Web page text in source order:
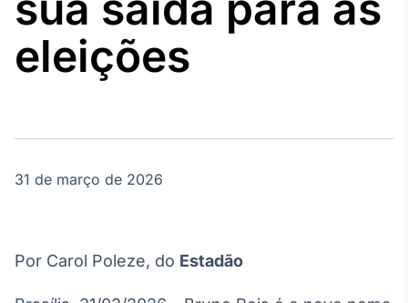
Agro
Broadcast
Energia
eleições
31 de março de 2026
Por Carol Poleze, do Estadão